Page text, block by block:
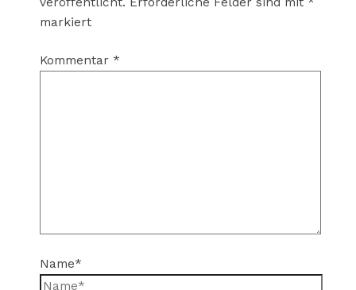
markiert
Kommentar *
Name*